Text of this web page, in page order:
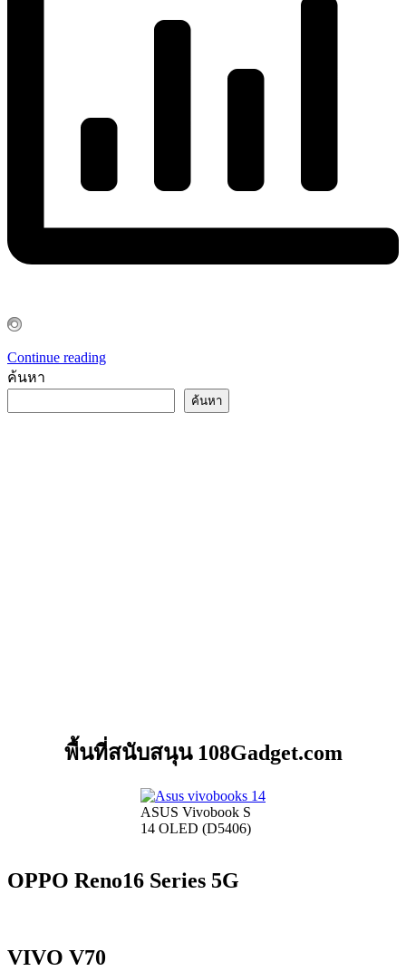
Continue reading
ค้นหา
ค้นหา
พื้นที่สนับสนุน 108Gadget.com
ASUS Vivobook S
14 OLED (D5406)
OPPO Reno16 Series 5G
VIVO V70